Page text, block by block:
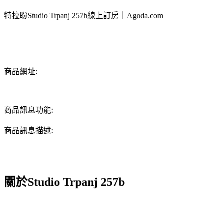
特拉盼Studio Trpanj 257b線上訂房｜Agoda.com
商品網址:
商品訊息功能:
商品訊息描述:
關於Studio Trpanj 257b